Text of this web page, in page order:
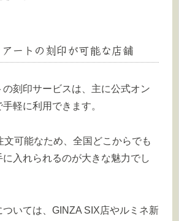
ートの刻印が可能な店舗
の刻印サービスは、主に公式オン
軽に利用できます。
文可能なため、全国どこからでも
入れられるのが大きな魅力でし
いては、GINZA SIX店やルミネ新